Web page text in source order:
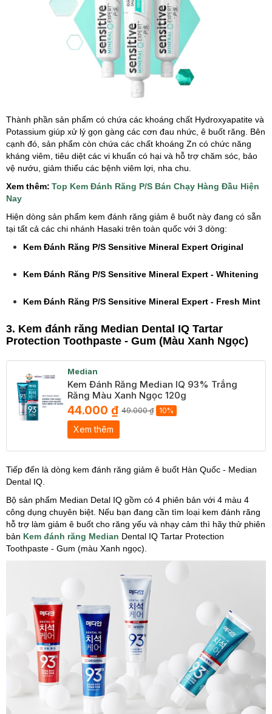
Thành phần sản phẩm có chứa các khoáng chất Hydroxyapatite và
Potassium giúp xử lý gọn gàng các cơn đau nhức, ê buốt răng. Bên
cạnh đó, sản phẩm còn chứa các chất khoáng Zn có chức năng
kháng viêm, tiêu diệt các vi khuẩn có hại và hỗ trợ chăm sóc, bảo
vệ nướu, giảm thiểu các bệnh viêm lợi, nha chu.
Xem thêm: Top Kem Đánh Răng P/S Bán Chạy Hàng Đầu Hiện
Nay
Hiện dòng sản phẩm kem đánh răng giảm ê buốt này đang có sẵn
tại tất cả các chi nhánh Hasaki trên toàn quốc với 3 dòng:
Kem Đánh Răng P/S Sensitive Mineral Expert Original
Kem Đánh Răng P/S Sensitive Mineral Expert - Whitening
Kem Đánh Răng P/S Sensitive Mineral Expert - Fresh Mint
3. Kem đánh răng Median Dental IQ Tartar
Protection Toothpaste - Gum (Màu Xanh Ngọc)
Median
Kem Đánh Răng Median IQ 93% Trắng
Răng Màu Xanh Ngọc 120g
44.000 ₫ 49.000 ₫ 10%
Xem thêm
Tiếp đến là dòng kem đánh răng giảm ê buốt Hàn Quốc - Median
Dental IQ.
Bộ sản phẩm Median Detal IQ gồm có 4 phiên bản với 4 màu 4
công dụng chuyên biệt. Nếu bạn đang cần tìm loại kem đánh răng
hỗ trợ làm giảm ê buốt cho răng yếu và nhạy cảm thì hãy thử phiên
bản Kem đánh răng Median Dental IQ Tartar Protection
Toothpaste - Gum (màu Xanh ngọc).